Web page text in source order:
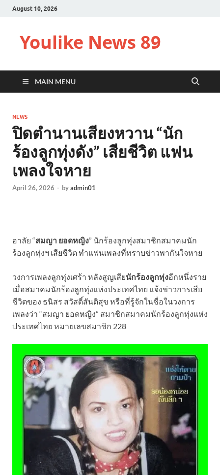
August 10, 2026
Youlike News 89
MAIN MENU
NEWS
ปิดตำนานเสียงหวาน “นัก
ร้องลูกทุ่งดัง” เสียชีวิต แฟน
เพลงใจหาย
April 26, 2026 - byadmin01
อาลัย “สมญา ยอดหญิง” นักร้องลูกทุ่งสมาชิกสมาคมนัก
ร้องลูกทุ่งฯ เสียชีวิต ทำแฟนเพลงที่ทราบข่าวพากันใจหาย
วงการเพลงลูกทุ่งเศร้า หลังสูญเสียนักร้องลูกทุ่งอีกหนึ่งราย
เมื่อสมาคมนักร้องลูกทุ่งแห่งประเทศไทย แจ้งข่าวการเสีย
ชีวิตของ ธนิสร สวัสดิ์สันติสุข หรือที่รู้จักในชื่อในวงการ
เพลงว่า “สมญา ยอดหญิง” สมาชิกสมาคมนักร้องลูกทุ่งแห่ง
ประเทศไทย หมายเลขสมาชิก 228